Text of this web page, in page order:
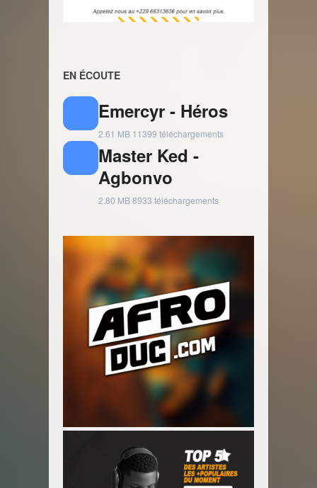
EN ÉCOUTE
Emercyr - Héros
2.61 MB 11399 téléchargements
Master Ked -
Agbonvo
2.80 MB8933 téléchargements